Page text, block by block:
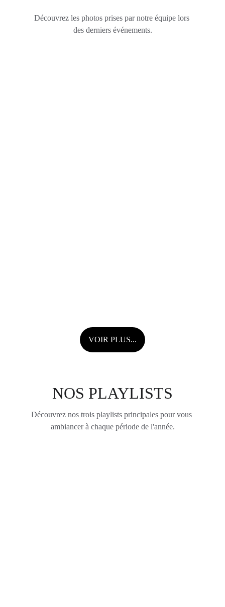
Découvrez les photos prises par notre équipe lors
des derniers événements.
VOIR PLUS...
NOS PLAYLISTS
Découvrez nos trois playlists principales pour vous
ambiancer à chaque période de l'année.